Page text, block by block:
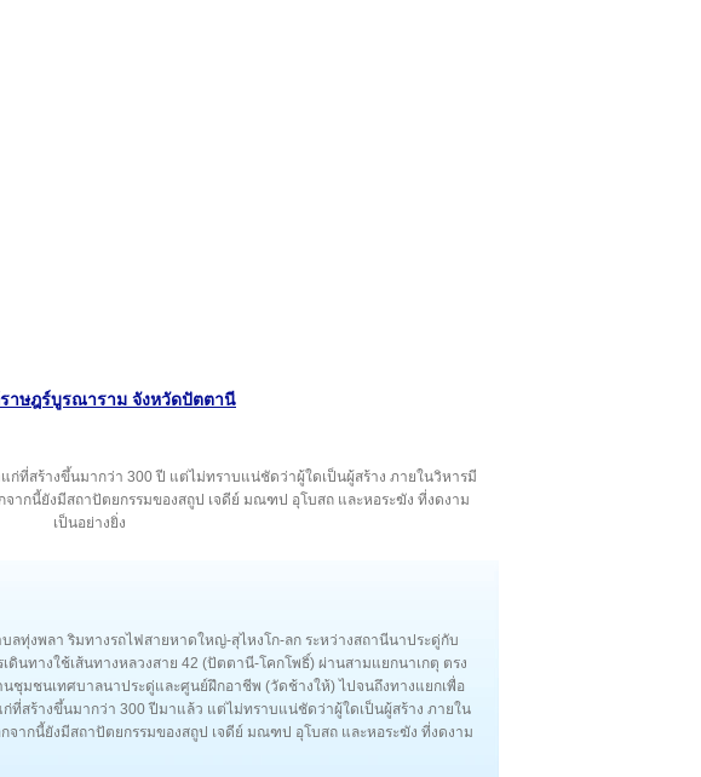
าษฎร์บูรณาราม จังหวัดปัตตานี
ก่ที่สร้างขึ้นมากว่า 300 ปี แต่ไม่ทราบแน่ชัดว่าผู้ใดเป็นผู้สร้าง ภายในวิหารมี
ากนี้ยังมีสถาปัตยกรรมของสถูป เจดีย์ มณฑป อุโบสถ และหอระฆัง ที่งดงาม
เป็นอย่างยิ่ง
ลทุ่งพลา ริมทางรถไฟสายหาดใหญ่-สุไหงโก-ลก ระหว่างสถานีนาประดู่กับ
ดินทางใช้เส้นทางหลวงสาย 42 (ปัตตานี-โคกโพธิ์) ผ่านสามแยกนาเกตุ ตรง
ชุมชนเทศบาลนาประดู่และศูนย์ฝึกอาชีพ (วัดช้างให้) ไปจนถึงทางแยกเพื่อ
ที่สร้างขึ้นมากว่า 300 ปีมาแล้ว แต่ไม่ทราบแน่ชัดว่าผู้ใดเป็นผู้สร้าง ภายใน
ากนี้ยังมีสถาปัตยกรรมของสถูป เจดีย์ มณฑป อุโบสถ และหอระฆัง ที่งดงาม